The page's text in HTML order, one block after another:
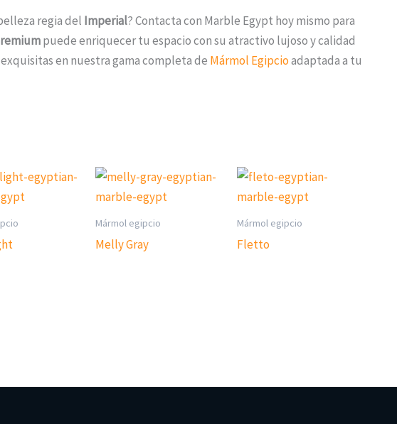
regia del Imperial? Contacta con Marble Egypt hoy mismo para
puede enriquecer tu espacio con su atractivo lujoso y calidad
en nuestra gama completa de Mármol Egipcioadaptada a tu
Mármol egipcio
Melly Gray
Mármol egipcio
Fletto